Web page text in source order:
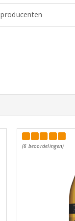
producenten
(6 beoordelingen)